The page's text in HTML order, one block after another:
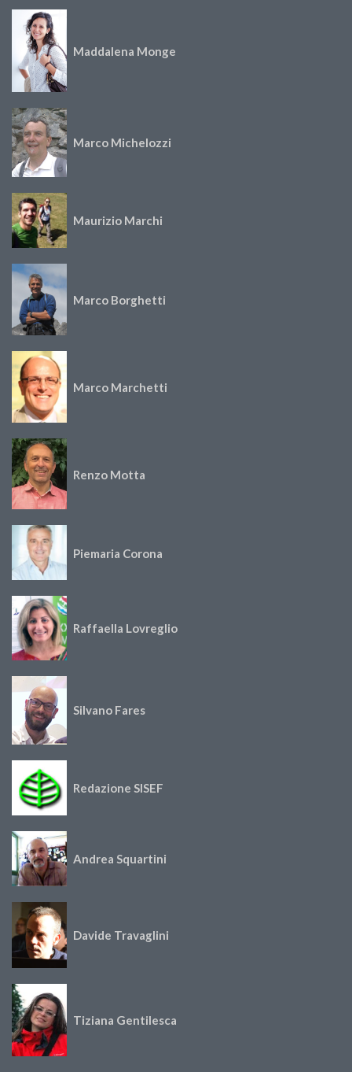
Maddalena Monge
Marco Michelozzi
Maurizio Marchi
Marco Borghetti
Marco Marchetti
Renzo Motta
Piemaria Corona
Raffaella Lovreglio
Silvano Fares
Redazione SISEF
Andrea Squartini
Davide Travaglini
Tiziana Gentilesca